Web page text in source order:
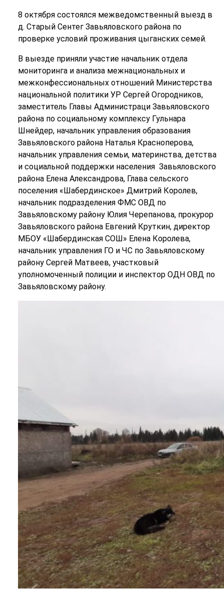
8 октября состоялся межведомственный выезд в
д. Старый Сентег Завьяловского района по
проверке условий проживания цыганских семей.
В выезде приняли участие начальник отдела
мониторинга и анализа межнациональных и
межконфессиональных отношений Министерства
национальной политики УР Сергей Огородников,
заместитель Главы Администраци Завьяловского
района по социальному комплексу Гульнара
Шнейдер, начальник управления образования
Завьяловского района Наталья Красноперова,
начальник управления семьи, материнства, детства
и социальной поддержки населения Завьяловского
района Елена Александрова, Глава сельского
поселения «Шабердинское» Дмитрий Королев,
начальник подразделения ФМС ОВД по
Завьяловскому району Юлия Черепанова, прокурор
Завьяловского района Евгений Круткин, директор
МБОУ «Шабердинская СОШ» Елена Королева,
начальник управления ГО и ЧС по Завьяловскому
району Сергей Матвеев, участковый
уполномоченный полиции и инспектор ОДН ОВД по
Завьяловскому району.